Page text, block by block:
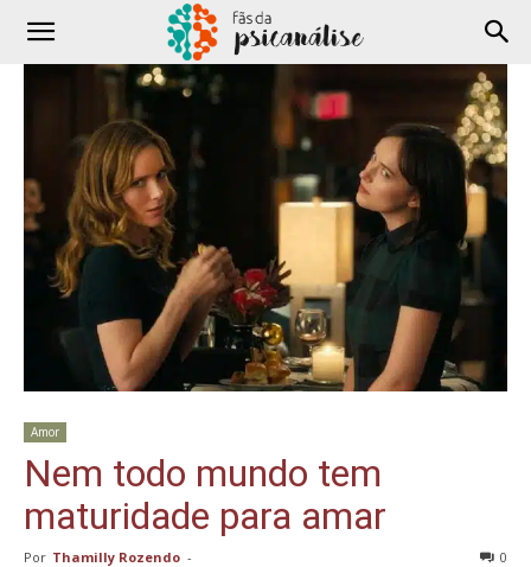
Amor
Nem todo mundo tem
maturidade para amar
Por Thamilly Rozendo - 0